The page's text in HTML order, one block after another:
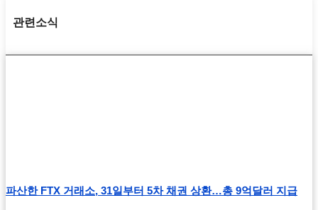
관련소식
파산한 FTX 거래소, 31일부터 5차 채권 상환…총 9억달러 지급